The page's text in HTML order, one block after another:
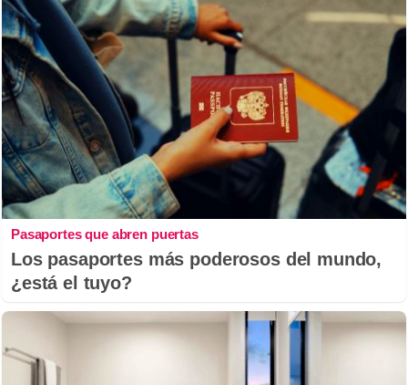
Pasaportes que abren puertas
Los pasaportes más poderosos del mundo,
¿está el tuyo?